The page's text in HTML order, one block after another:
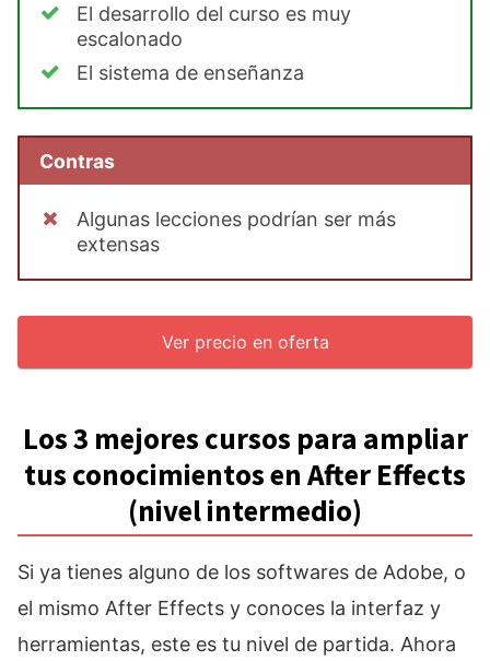
El desarrollo del curso es muy
escalonado
El sistema de enseñanza
Contras
Algunas lecciones podrían ser más
extensas
Ver precio en oferta
Los 3 mejores cursos para ampliar
tus conocimientos en After Effects
(nivel intermedio)
Si ya tienes alguno de los softwares de Adobe, o
el mismo After Effects y conoces la interfaz y
herramientas, este es tu nivel de partida. Ahora